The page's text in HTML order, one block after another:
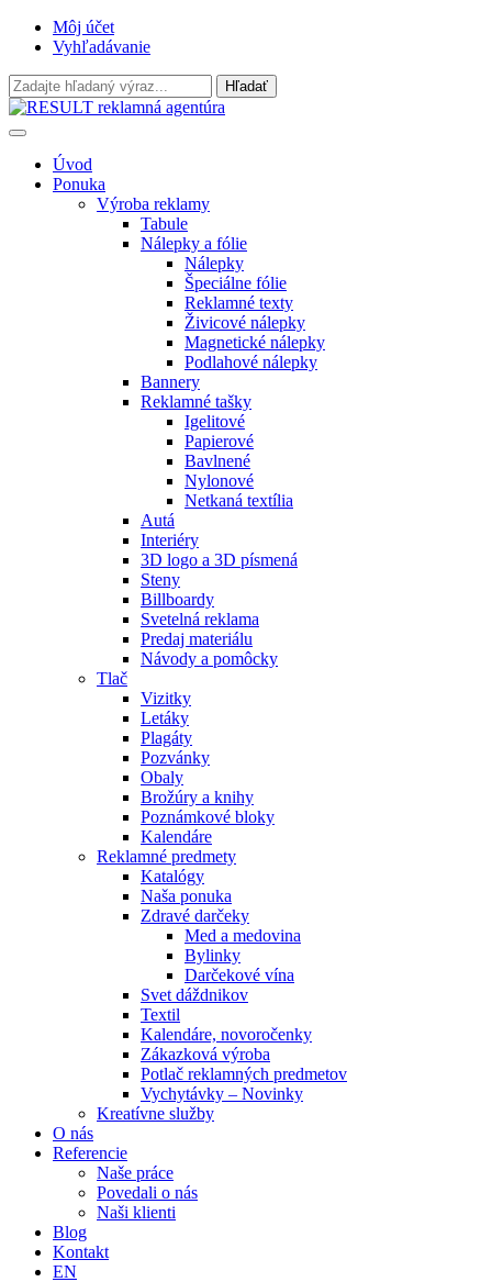
Môj účet
Vyhľadávanie
Úvod
Ponuka
Výroba reklamy
Tabule
Nálepky a fólie
Nálepky
Špeciálne fólie
Reklamné texty
Živicové nálepky
Magnetické nálepky
Podlahové nálepky
Bannery
Reklamné tašky
Igelitové
Papierové
Bavlnené
Nylonové
Netkaná textília
Autá
Interiéry
3D logo a 3D písmená
Steny
Billboardy
Svetelná reklama
Predaj materiálu
Návody a pomôcky
Tlač
Vizitky
Letáky
Plagáty
Pozvánky
Obaly
Brožúry a knihy
Poznámkové bloky
Kalendáre
Reklamné predmety
Katalógy
Naša ponuka
Zdravé darčeky
Med a medovina
Bylinky
Darčekové vína
Svet dáždnikov
Textil
Kalendáre, novoročenky
Zákazková výroba
Potlač reklamných predmetov
Vychytávky – Novinky
Kreatívne služby
O nás
Referencie
Naše práce
Povedali o nás
Naši klienti
Blog
Kontakt
EN